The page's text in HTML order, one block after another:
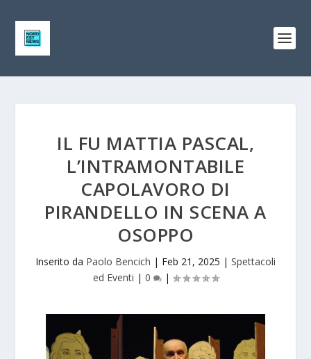
IL FU MATTIA PASCAL,
L’INTRAMONTABILE
CAPOLAVORO DI
PIRANDELLO IN SCENA A
OSOPPO
Inserito da Paolo Bencich | Feb 21, 2025 | Spettacoli
ed Eventi | 0 |